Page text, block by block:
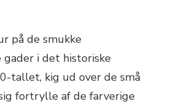
på de smukke
i det historiske
tallet, kig ud over de små
fortrylle af de farverige